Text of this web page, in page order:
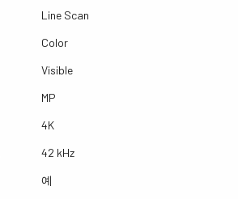
Line Scan
Color
Visible
MP
4K
42 kHz
예